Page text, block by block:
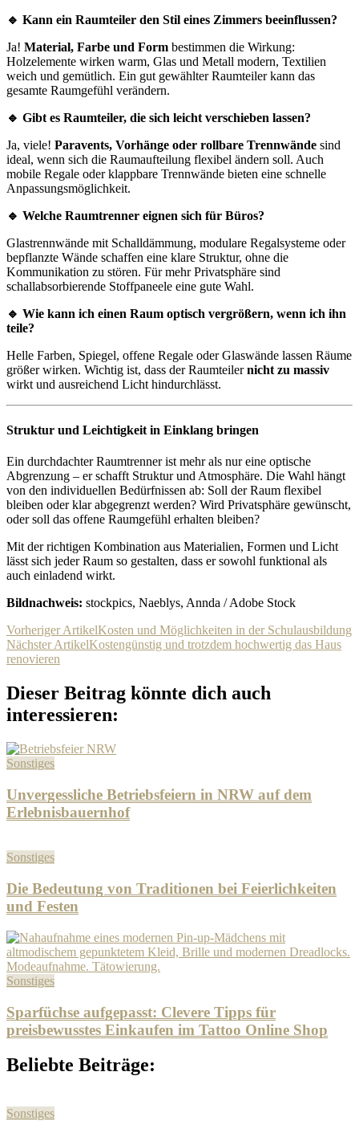
🔹 Kann ein Raumteiler den Stil eines Zimmers beeinflussen?
Ja! Material, Farbe und Form bestimmen die Wirkung:
Holzelemente wirken warm, Glas und Metall modern, Textilien
weich und gemütlich. Ein gut gewählter Raumteiler kann das
gesamte Raumgefühl verändern.
🔹 Gibt es Raumteiler, die sich leicht verschieben lassen?
Ja, viele! Paravents, Vorhänge oder rollbare Trennwände sind
ideal, wenn sich die Raumaufteilung flexibel ändern soll. Auch
mobile Regale oder klappbare Trennwände bieten eine schnelle
Anpassungsmöglichkeit.
🔹 Welche Raumtrenner eignen sich für Büros?
Glastrennwände mit Schalldämmung, modulare Regalsysteme oder
bepflanzte Wände schaffen eine klare Struktur, ohne die
Kommunikation zu stören. Für mehr Privatsphäre sind
schallabsorbierende Stoffpaneele eine gute Wahl.
🔹 Wie kann ich einen Raum optisch vergrößern, wenn ich ihn
teile?
Helle Farben, Spiegel, offene Regale oder Glaswände lassen Räume
größer wirken. Wichtig ist, dass der Raumteilernicht zu massiv
wirkt und ausreichend Licht hindurchlässt.
Struktur und Leichtigkeit in Einklang bringen
Ein durchdachter Raumtrenner ist mehr als nur eine optische
Abgrenzung – er schafft Struktur und Atmosphäre. Die Wahl hängt
von den individuellen Bedürfnissen ab: Soll der Raum flexibel
bleiben oder klar abgegrenzt werden? Wird Privatsphäre gewünscht,
oder soll das offene Raumgefühl erhalten bleiben?
Mit der richtigen Kombination aus Materialien, Formen und Licht
lässt sich jeder Raum so gestalten, dass er sowohl funktional als
auch einladend wirkt.
Bildnachweis: stockpics, Naeblys, Annda / Adobe Stock
Beitragsnavigation
Vorheriger ArtikelKosten und Möglichkeiten in der Schulausbildung
Nächster ArtikelKostengünstig und trotzdem hochwertig das Haus
renovieren
Dieser Beitrag könnte dich auch
interessieren:
Sonstiges
Unvergessliche Betriebsfeiern in NRW auf dem
Erlebnisbauernhof
Sonstiges
Die Bedeutung von Traditionen bei Feierlichkeiten
und Festen
Sonstiges
Sparfüchse aufgepasst: Clevere Tipps für
preisbewusstes Einkaufen im Tattoo Online Shop
Beliebte Beiträge:
Sonstiges